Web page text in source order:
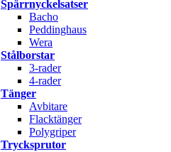
Spärrnyckelsatser
Bacho
Peddinghaus
Wera
Stålborstar
3-rader
4-rader
Tänger
Avbitare
Flacktänger
Polygriper
Trycksprutor